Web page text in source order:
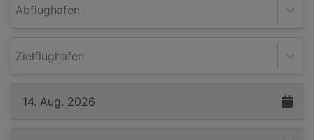
Abflughafen
Zielflughafen